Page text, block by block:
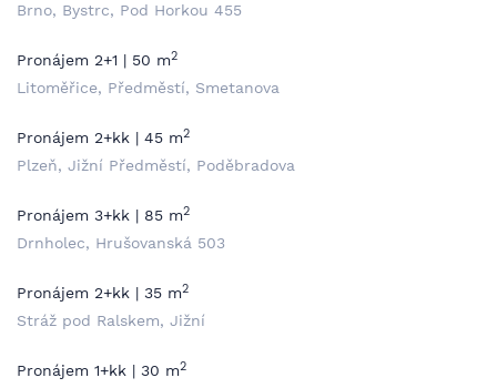
Brno, Bystrc, Pod Horkou 455
Pronájem 2+1 | 50 m2
Litoměřice, Předměstí, Smetanova
Pronájem 2+kk | 45 m2
Plzeň, Jižní Předměstí, Poděbradova
Pronájem 3+kk | 85 m2
Drnholec, Hrušovanská 503
Pronájem 2+kk | 35 m2
Stráž pod Ralskem, Jižní
Pronájem 1+kk | 30 m2